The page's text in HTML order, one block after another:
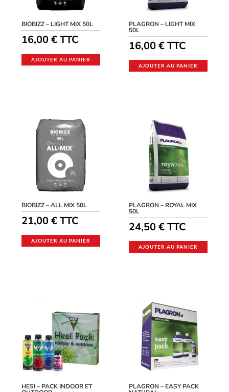
BIOBIZZ – LIGHT MIX 50L
16,00€ TTC
AJOUTER AU PANIER
PLAGRON – LIGHT MIX
50L
16,00€TTC
AJOUTER AU PANIER
BIOBIZZ – ALL MIX 50L
21,00€ TTC
AJOUTER AU PANIER
PLAGRON – ROYAL MIX
50L
24,50€TTC
AJOUTER AU PANIER
HESI – PACK INDOOR ET PLAGRON – EASY PACK